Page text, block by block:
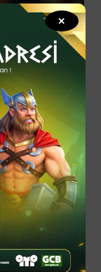
✕
var
devam
numaralarıyla